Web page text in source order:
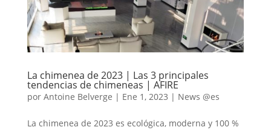
La chimenea de 2023 | Las 3 principales
tendencias de chimeneas | AFIRE
por Antoine Belverge | Ene 1, 2023 | News @es
La chimenea de 2023 es ecológica, moderna y 100 %